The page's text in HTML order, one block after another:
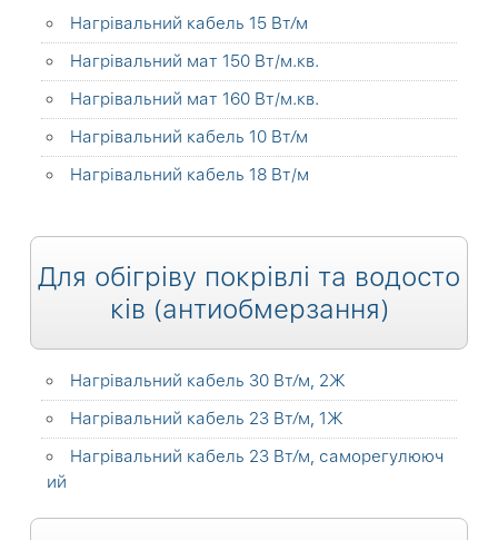
Нагрівальний кабель 15 Вт⁄м
Нагрівальний мат 150 Вт/м.кв.
Нагрівальний мат 160 Вт/м.кв.
Нагрівальний кабель 10 Вт⁄м
Нагрівальний кабель 18 Вт/м
Для обігріву покрівлі та водосто
ків (антиобмерзання)
Нагрівальний кабель 30 Вт⁄м, 2Ж
Нагрівальний кабель 23 Вт⁄м, 1Ж
Нагрівальний кабель 23 Вт⁄м, саморегулююч
ий